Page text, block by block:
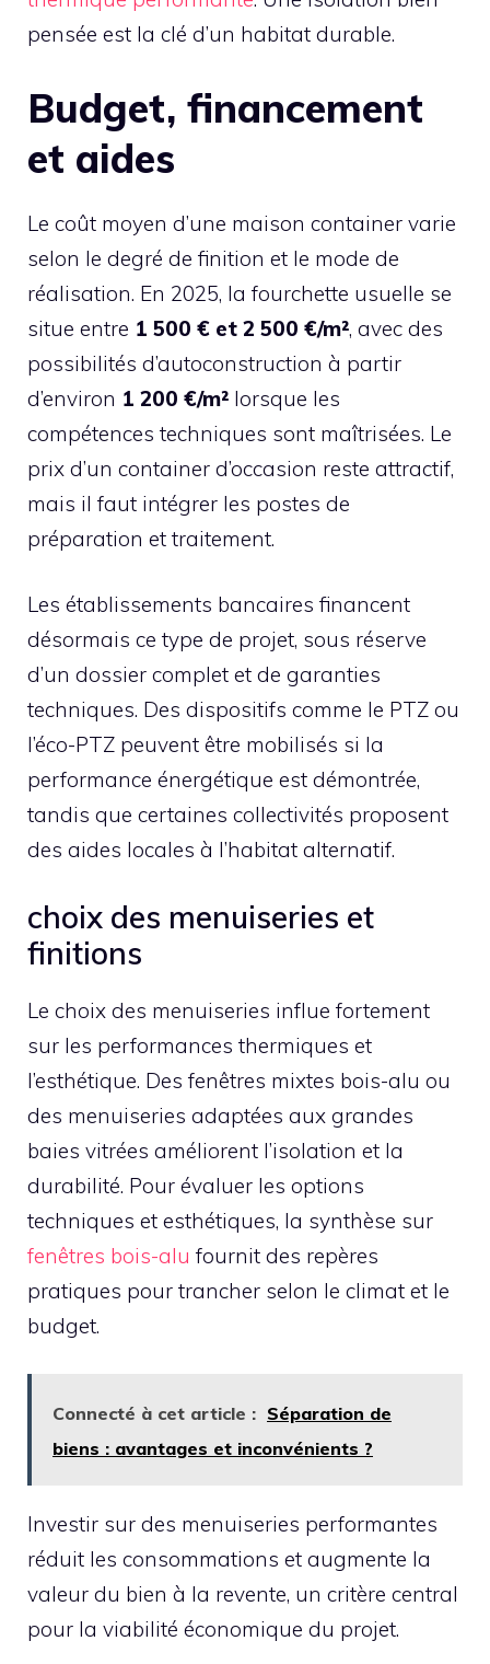
pensée est la clé d’un habitat durable.
Budget, financement
et aides
Le coût moyen d’une maison container varie
selon le degré de finition et le mode de
réalisation. En 2025, la fourchette usuelle se
situe entre 1 500 € et 2 500 €/m², avec des
possibilités d’autoconstruction à partir
d’environ 1 200 €/m² lorsque les
compétences techniques sont maîtrisées. Le
prix d’un container d’occasion reste attractif,
mais il faut intégrer les postes de
préparation et traitement.
Les établissements bancaires financent
désormais ce type de projet, sous réserve
d’un dossier complet et de garanties
techniques. Des dispositifs comme le PTZ ou
l’éco-PTZ peuvent être mobilisés si la
performance énergétique est démontrée,
tandis que certaines collectivités proposent
des aides locales à l’habitat alternatif.
choix des menuiseries et
finitions
Le choix des menuiseries influe fortement
sur les performances thermiques et
l’esthétique. Des fenêtres mixtes bois-alu ou
des menuiseries adaptées aux grandes
baies vitrées améliorent l’isolation et la
durabilité. Pour évaluer les options
techniques et esthétiques, la synthèse sur
fenêtres bois-alu fournit des repères
pratiques pour trancher selon le climat et le
budget.
Connecté à cet article : Séparation de
biens : avantages et inconvénients ?
Investir sur des menuiseries performantes
réduit les consommations et augmente la
valeur du bien à la revente, un critère central
pour la viabilité économique du projet.